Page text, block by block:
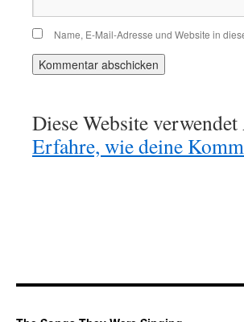
Name, E-Mail-Adresse und Website in
Diese Website
Erfahre, wie deine